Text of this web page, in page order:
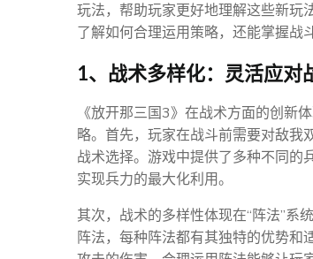
玩法，帮助玩家更好地理解这些新玩
了解如何合理运用策略，还能掌握战
1、战术多样化：灵活应对
《放开那三国3》在战术方面的创新
略。首先，玩家在战斗前需要对敌我
战术选择。游戏中提供了多种不同的
实现兵力的最大化利用。
其次，战术的多样性体现在“阵法”系
阵法，每种阵法都有其独特的优势和